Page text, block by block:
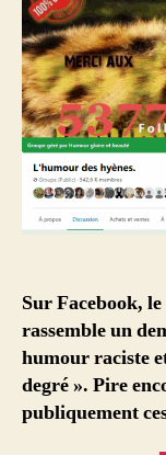
Sur Facebook,
rassemble un
humour raciste
degré ». Pire
publiquement